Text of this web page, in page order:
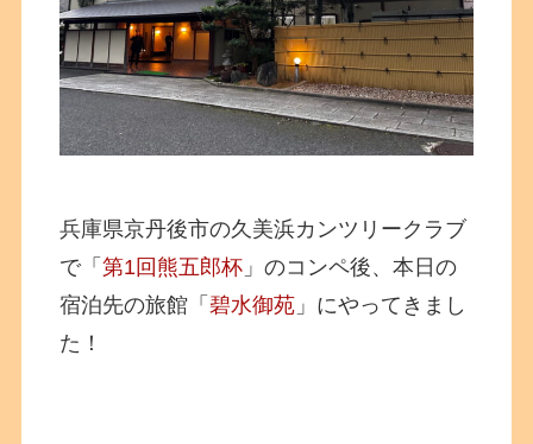
兵庫県京丹後市の久美浜カンツリークラブ
で「第1回熊五郎杯 」のコンペ後、本日の
宿泊先の旅館「碧水御苑 」にやってきまし
た！